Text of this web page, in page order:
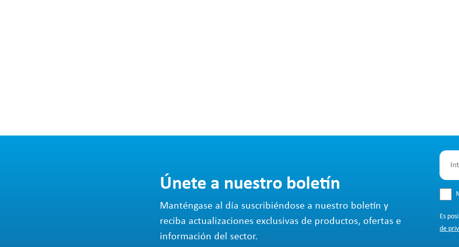
Únete a nuestro boletín
Manténgase al día suscribiéndose a nuestro boletín y
reciba actualizaciones exclusivas de productos, ofertas e
información del sector.
Es
de